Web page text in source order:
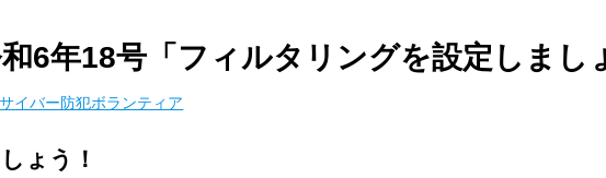
6年18号「フィルタリングを設定しまし
サイバー防犯ボランティア
ょう！